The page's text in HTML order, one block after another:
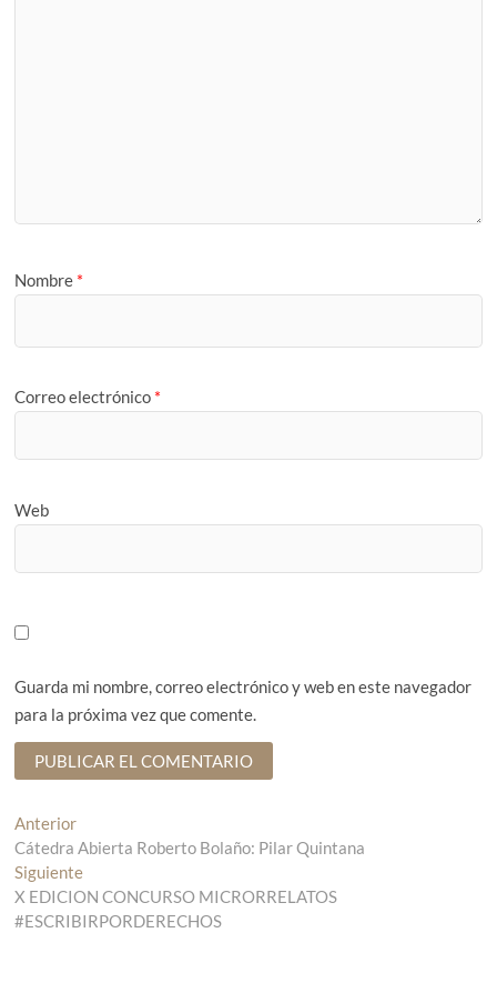
Nombre *
Correo electrónico *
Web
Guarda mi nombre, correo electrónico y web en este navegador
para la próxima vez que comente.
N
a
v
e
Anterior
n
t
r
a
Cátedra Abierta Roberto Bolaño: Pilar Quintana
Siguiente
n
t
X EDICION CONCURSO MICRORRELATOS
#ESCRIBIRPORDERECHOS